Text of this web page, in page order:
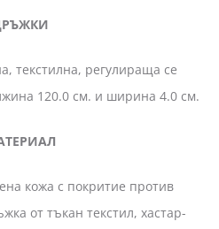
текстилна, регулираща се
120.0 см. и ширина 4.0 см.
кожа с покритие против
от тъкан текстил, хастар-